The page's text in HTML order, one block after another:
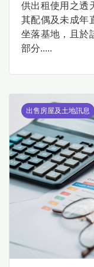
供出租使用之透
其配偶及未成年
坐落基地，且於
部分.....
出售房屋及土地訊息